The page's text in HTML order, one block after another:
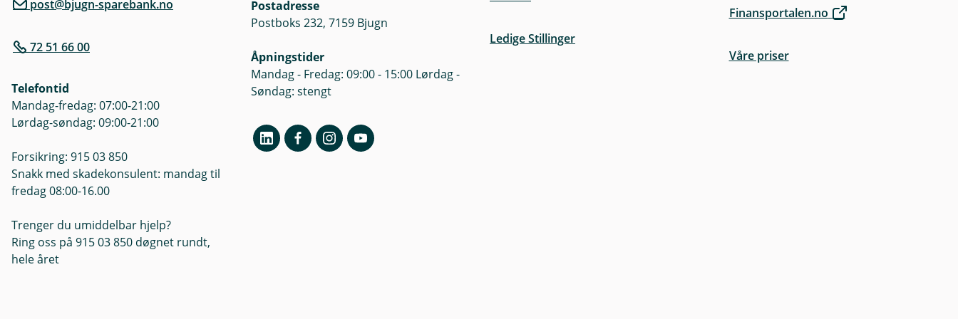
post@bjugn-sparebank.no
72 51 66 00
Telefontid
Mandag-fredag: 07:00-21:00
Lørdag-søndag: 09:00-21:00
Forsikring: 915 03 850
Snakk med skadekonsulent: mandag til
fredag 08:00-16.00
Trenger du umiddelbar hjelp?
Ring oss på 915 03 850 døgnet rundt,
hele året
Postadresse
Postboks 232, 7159 Bjugn
Åpningstider
Mandag - Fredag: 09:00 - 15:00 Lørdag -
Søndag: stengt
Ledige Stillinger
Finansportalen.no
Våre priser